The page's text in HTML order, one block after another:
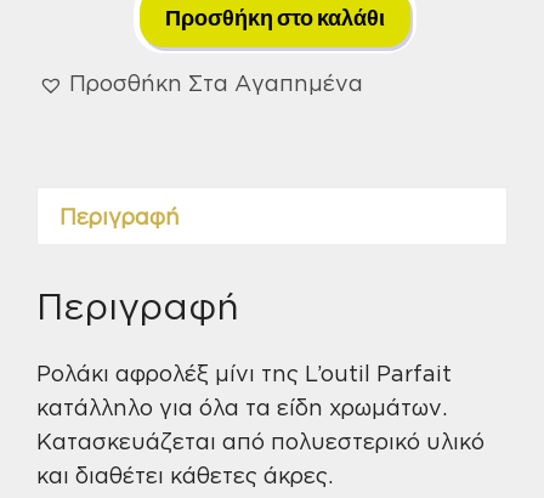
Κάθετο
110mm
L'outil
Προσθήκη στο καλάθι
Προσθήκη Στα Αγαπημένα
Περιγραφή
Περιγραφή
Ρολάκι αφρολέξ μίνι της L’outil Parfait
κατάλληλο για όλα τα είδη χρωμάτων.
Κατασκευάζεται από πολυεστερικό υλικό
και διαθέτει κάθετες άκρες.